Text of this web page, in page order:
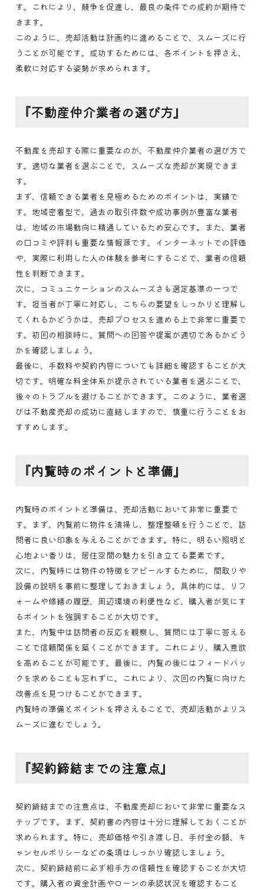
す。これにより、競争を促進し、最良の条件での成約が期待で
きます。
このように、売却活動は計画的に進めることで、スムーズに行
うことが可能です。成功するためには、各ポイントを押さえ、
柔軟に対応する姿勢が求められます。
『不動産仲介業者の選び方』
不動産を売却する際に重要なのが、不動産仲介業者の選び方で
す。適切な業者を選ぶことで、スムーズな売却が実現できま
す。
まず、信頼できる業者を見極めるためのポイントは、実績で
す。地域密着型で、過去の取引件数や成功事例が豊富な業者
は、地域の市場動向に精通しているため安心です。また、業者
の口コミや評判も重要な情報源です。インターネットでの評価
や、実際に利用した人の体験を参考にすることで、業者の信頼
性を判断できます。
次に、コミュニケーションのスムーズさも選定基準の一つで
す。担当者が丁寧に対応し、こちらの要望をしっかりと理解し
てくれるかどうかは、売却プロセスを進める上で非常に重要で
す。初回の相談時に、質問への回答や提案が適切であるかどう
かを確認しましょう。
最後に、手数料や契約内容についても詳細を確認することが大
切です。明確な料金体系が提示されている業者を選ぶことで、
後々のトラブルを避けることができます。このように、業者選
びは不動産売却の成功に直結しますので、慎重に行うことをお
すすめします。
『内覧時のポイントと準備』
内覧時のポイントと準備は、売却活動において非常に重要で
す。まず、内覧前に物件を清掃し、整理整頓を行うことで、訪
問者に良い印象を与えることができます。特に、明るい照明と
心地よい香りは、居住空間の魅力を引き立てる要素です。
次に、内覧時には物件の特徴をアピールするために、間取りや
設備の説明を事前に整理しておきましょう。具体的には、リフ
ォームや修繕の履歴、周辺環境の利便性など、購入者が気にす
るポイントを強調することが大切です。
また、内覧中は訪問者の反応を観察し、質問には丁寧に答える
ことで信頼関係を築くことができます。これにより、購入意欲
を高めることが可能です。最後に、内覧の後にはフィードバッ
クを求めることも忘れずに。これにより、次回の内覧に向けた
改善点を見つけることができます。
内覧時の準備とポイントを押さえることで、売却活動がよりス
ムーズに進むでしょう。
『契約締結までの注意点』
契約締結までの注意点は、不動産売却において非常に重要なス
テップです。まず、契約書の内容は十分に理解しておくことが
求められます。特に、売却価格や引き渡し日、手付金の額、キ
ャンセルポリシーなどの条項はしっかり確認しましょう。
次に、契約締結前に必ず相手方の信頼性を確認することが大切
です。購入者の資金計画やローンの承認状況を確認すること